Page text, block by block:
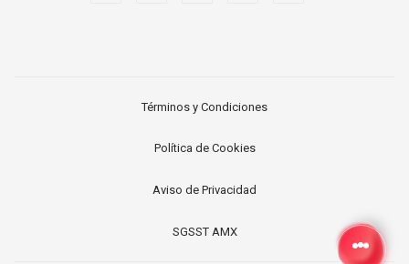
Términos y Condiciones
Política de Cookies
Aviso de Privacidad
SGSST AMX